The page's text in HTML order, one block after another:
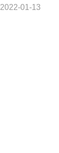
2022-01-13